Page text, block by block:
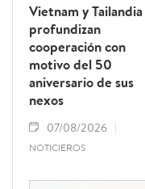
Vietnam y Tailandia
profundizan
cooperación con
motivo del 50
aniversario de sus
nexos
07/08/2026
NOTICIEROS